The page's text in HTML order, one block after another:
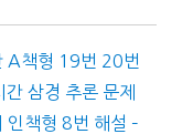
A책형 19번 20번
삼경 추론 문제
책형 8번 해설 –